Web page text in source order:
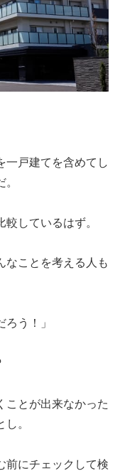
一戸建てを含めてし
しているはず。
なことを考える人も
う！」
ことが出来なかった
。
前にチェックして検